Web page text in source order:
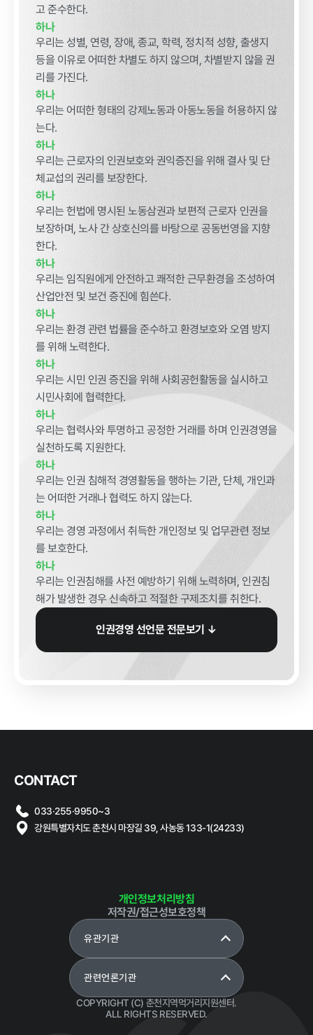
자료실
정보공개
경영공시
경영목표 및
운영계획
재무현황
임원 및 운영
인력 현황
임직원 친인
척 현황
인건비 예산
및 집행현황
기관장 성과
계약 달성정
경영평가 결
감사결과 조
치요구사항
행정정보공개
업무추진비
정보목록
안전보건관리
홍보마당
보도자료 먹거리동향
공지사항 채용공고
리
클린신고
부정 · 부패신고 갑질피해 신고
성희롱 · 성폭행 신
고센터
고 준수한다.
하나
우리는 성별, 연령, 장애, 종교, 학력, 정치적 성향, 출생지
등을 이유로 어떠한 차별도 하지 않으며, 차별받지 않을 권
리를 가진다.
하나
우리는 어떠한 형태의 강제노동과 아동노동을 허용하지 않
는다.
하나
우리는 근로자의 인권보호와 권익증진을 위해 결사 및 단
체교섭의 권리를 보장한다.
하나
우리는 헌법에 명시된 노동삼권과 보편적 근로자 인권을
보장하며, 노사 간 상호신의를 바탕으로 공동번영을 지향
한다.
하나
우리는 임직원에게 안전하고 쾌적한 근무환경을 조성하여
산업안전 및 보건 증진에 힘쓴다.
하나
우리는 환경 관련 법률을 준수하고 환경보호와 오염 방지
를 위해 노력한다.
하나
우리는 시민 인권 증진을 위해 사회공헌활동을 실시하고
시민사회에 협력한다.
하나
우리는 협력사와 투명하고 공정한 거래를 하며 인권경영을
실천하도록 지원한다.
하나
우리는 인권 침해적 경영활동을 행하는 기관, 단체, 개인과
는 어떠한 거래나 협력도 하지 않는다.
하나
우리는 경영 과정에서 취득한 개인정보 및 업무관련 정보
를 보호한다.
하나
우리는 인권침해를 사전 예방하기 위해 노력하며, 인권침
해가 발생한 경우 신속하고 적절한 구제조치를 취한다.
인권경영 선언문 전문보기 ↓
CONTACT
033·255·9950~3
강원특별자치도 춘천시 마장길 39, 사농동 133-1(24233)
개인정보처리방침
저작권/접근성보호정책
유관기관
관련언론기관
COPYRIGHT (C) 춘천지역먹거리지원센터.
ALL RIGHTS RESERVED.